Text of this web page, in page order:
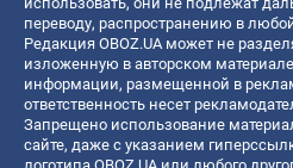
переводу, распространению в
Редакция OBOZ.UA может не
изложенную в авторском
информации, размещенной в
ответственность несет
Запрещено использование
сайте, даже с указанием